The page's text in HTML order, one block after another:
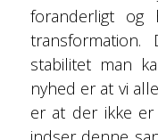
foranderligt
stabilitet man
nyhed er at vi
er at der ikke